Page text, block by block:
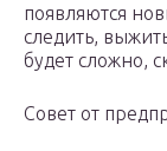
появляются
следить,
будет сложно,
Совет от